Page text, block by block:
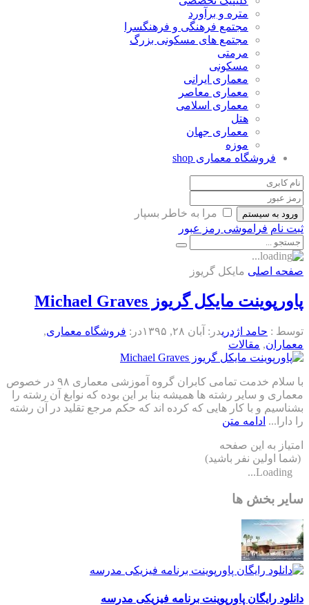
متره و برآورد
مجتمع فرهنگی و فرهنگسرا
مجتمع های مسکونی بزرگ
مرمتی
مسکونی
معماری ایرانی
معماری معاصر
معماری اسلامی
هتل
معماری جهان
موزه
فروشگاه معماری shop
ورود به سیستم
مرا به خاطر بسپار
ثبت نام فراموشی رمز عبور
صفحه اصلی مایکل گریوز
پاورپوینت مایکل گریوز Michael Graves
توسط : حامد اژدریدر: آبان ۲۸, ۱۳۹۵ در: فروشگاه معماری,
معماران, مقالات
با سلام خدمت تمامی کابران گروه آموزشی معماری ۹۸ در خصوص
معماری و سایر رشته ها همیشه بنا بر این بوده که نوابغ آن رشته را
بشناسیم و با کار هایی که کرده اند که حکم مرجع تقلید در آن رشته
را دارا... ادامه متن
امتیاز به این صفحه
(شما اولین نفر باشید)
Loading...
سایر بخش ها
دانلود رایگان پاورپوینت برنامه فیزیکی مدرسه